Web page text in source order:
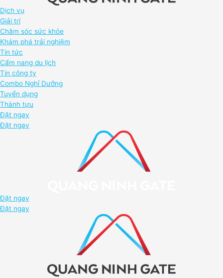
Dịch vụ
Giải trí
Chăm sóc sức khỏe
Khám phá trải nghiệm
Tin tức
Cẩm nang du lịch
Tin công ty
Combo Nghỉ Dưỡng
Tuyển dụng
Thành tựu
Đặt ngay
Đặt ngay
Đặt ngay
Đặt ngay